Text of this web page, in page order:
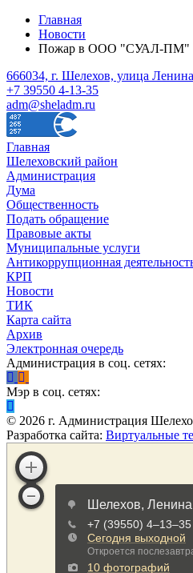
Главная
Новости
Пожар в ООО "СУАЛ-ПМ"
666034, г. Шелехов, улица
+7 39550 4-13-35
adm@sheladm.ru
Главная
Шелеховский район
Администрация
Дума
Общественность
Подать обращение
Правовые акты
Муниципальные услуги
Антикоррупционная
КРП
Новости
ТИК
Карта сайта
Архив
Электронная очередь
Администрация в соц. сетях:
Мэр в соц. сетях:
© 2026 г. Администрация
Разработка сайта: Виртуальные